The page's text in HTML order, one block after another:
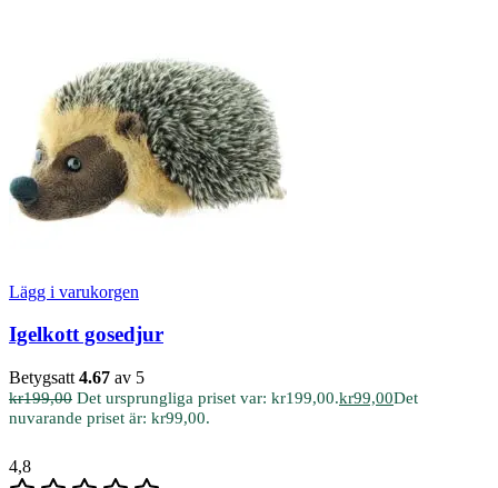
Lägg i varukorgen
Igelkott gosedjur
Betygsatt 4.67 av 5
kr199,00 Det ursprungliga priset var: kr199,00.kr99,00Det
nuvarande priset är: kr99,00.
4,8